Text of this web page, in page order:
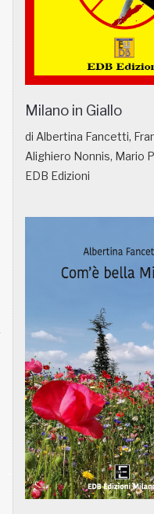
Milano in Giallo
di Albertina Fancetti,
Alighiero Nonnis, Mario
EDB Edizioni